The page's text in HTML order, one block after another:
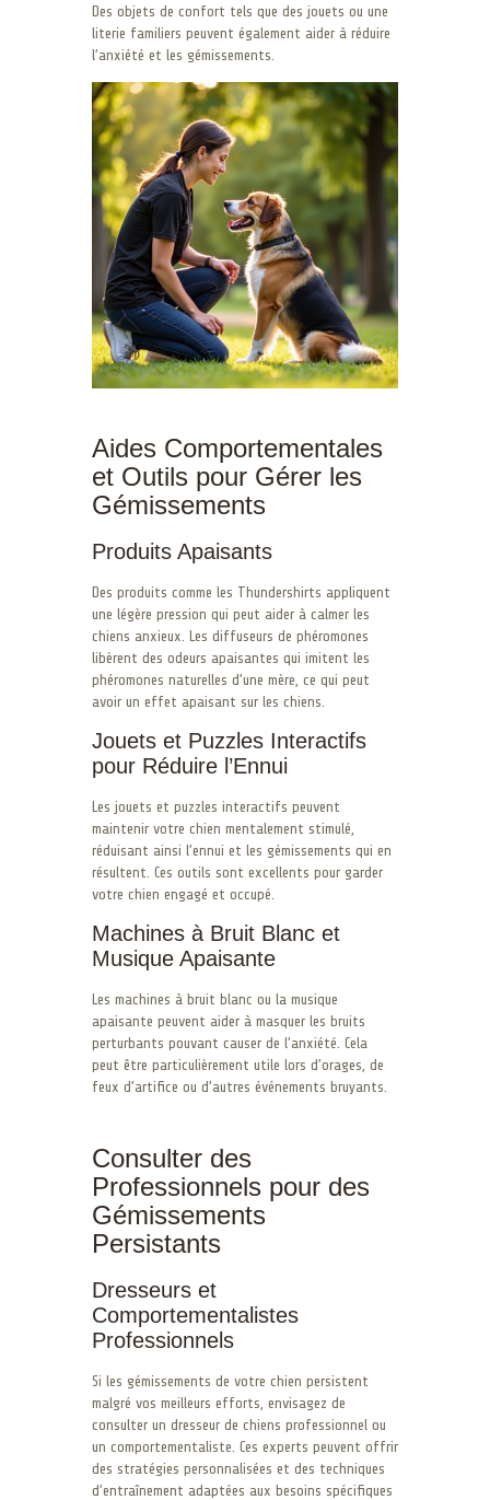
Des objets de confort tels que des jouets ou une
literie familiers peuvent également aider à réduire
l’anxiété et les gémissements.
Aides Comportementales
et Outils pour Gérer les
Gémissements
Produits Apaisants
Des produits comme les Thundershirts appliquent
une légère pression qui peut aider à calmer les
chiens anxieux. Les diffuseurs de phéromones
libèrent des odeurs apaisantes qui imitent les
phéromones naturelles d’une mère, ce qui peut
avoir un effet apaisant sur les chiens.
Jouets et Puzzles Interactifs
pour Réduire l’Ennui
Les jouets et puzzles interactifs peuvent
maintenir votre chien mentalement stimulé,
réduisant ainsi l’ennui et les gémissements qui en
résultent. Ces outils sont excellents pour garder
votre chien engagé et occupé.
Machines à Bruit Blanc et
Musique Apaisante
Les machines à bruit blanc ou la musique
apaisante peuvent aider à masquer les bruits
perturbants pouvant causer de l’anxiété. Cela
peut être particulièrement utile lors d’orages, de
feux d’artifice ou d’autres événements bruyants.
Consulter des
Professionnels pour des
Gémissements
Persistants
Dresseurs et
Comportementalistes
Professionnels
Si les gémissements de votre chien persistent
malgré vos meilleurs efforts, envisagez de
consulter un dresseur de chiens professionnel ou
un comportementaliste. Ces experts peuvent offrir
des stratégies personnalisées et des techniques
d’entraînement adaptées aux besoins spécifiques